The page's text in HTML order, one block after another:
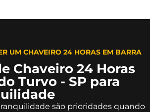
UM CHAVEIRO 24 HORAS EM BARRA
Chaveiro 24 Horas
Turvo - SP para
são prioridades quando